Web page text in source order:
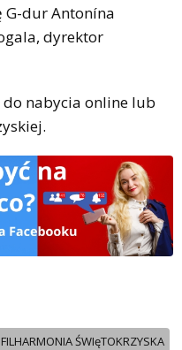
G-dur Antonína
dyrektor
do nabycia online lub
FILHARMONIA ŚWIęTOKRZYSKA